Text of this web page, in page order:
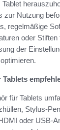
zur Nutzung
regelmäßige
oder
der
für Tablets
Stylus-
oder USB-